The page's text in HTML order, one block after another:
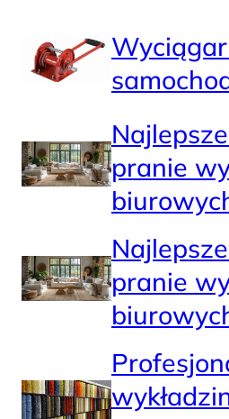
pranie
pranie